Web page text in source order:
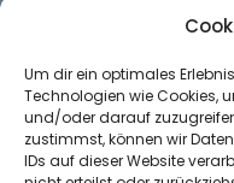
Um dir ein optimales
Technologien wie Cookies,
und/oder darauf
zustimmst, können wir
IDs auf dieser Website